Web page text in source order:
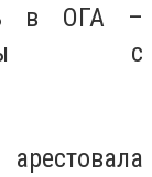
в ОГА –
с